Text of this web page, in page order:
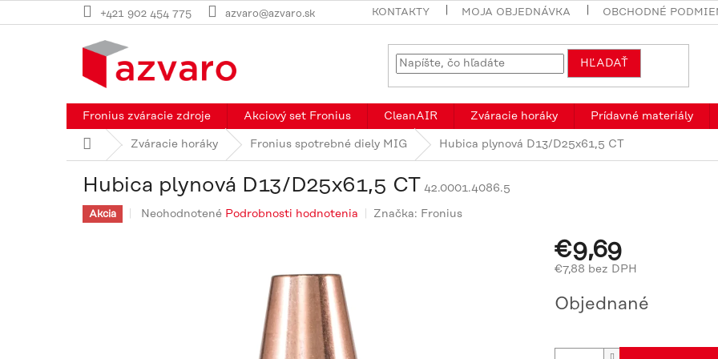
na
+421 902 454 775 azvaro@azvaro.sk KONTAKTY MOJA OBJEDNÁVKA OBCHODNÉ
HĽADAŤ
Fronius zváracie zdroje Akciový set Fronius CleanAIR Zváracie horáky Prídavné materiály
DomovZváracie horáky Fronius spotrebné diely MIG Hubica plynová D13/D25x61,5 CT
Hubica plynová D13/D25x61,5 CT 42.0001.4086.5
Akcia
Priemerné
Neohodnotené Podrobnosti hodnotenia Značka: Fronius
€9,69
€7,88 bez DPH
cena:
Objednané